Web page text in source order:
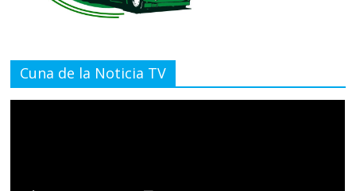
Cuna de la Noticia TV